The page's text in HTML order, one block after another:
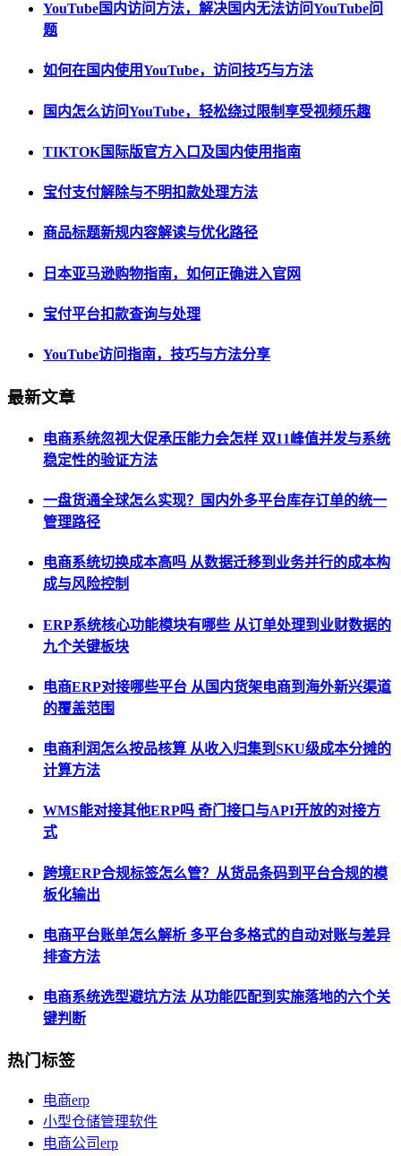
YouTube国内访问方法，解决国内无法访问YouTube问
题
如何在国内使用YouTube，访问技巧与方法
国内怎么访问YouTube，轻松绕过限制享受视频乐趣
TIKTOK国际版官方入口及国内使用指南
宝付支付解除与不明扣款处理方法
商品标题新规内容解读与优化路径
日本亚马逊购物指南，如何正确进入官网
宝付平台扣款查询与处理
YouTube访问指南，技巧与方法分享
最新文章
电商系统忽视大促承压能力会怎样 双11峰值并发与系统
稳定性的验证方法
一盘货通全球怎么实现？国内外多平台库存订单的统一
管理路径
电商系统切换成本高吗 从数据迁移到业务并行的成本构
成与风险控制
ERP系统核心功能模块有哪些 从订单处理到业财数据的
九个关键板块
电商ERP对接哪些平台 从国内货架电商到海外新兴渠道
的覆盖范围
电商利润怎么按品核算 从收入归集到SKU级成本分摊的
计算方法
WMS能对接其他ERP吗 奇门接口与API开放的对接方
式
跨境ERP合规标签怎么管？从货品条码到平台合规的模
板化输出
电商平台账单怎么解析 多平台多格式的自动对账与差异
排查方法
电商系统选型避坑方法 从功能匹配到实施落地的六个关
键判断
热门标签
电商erp
小型仓储管理软件
电商公司erp